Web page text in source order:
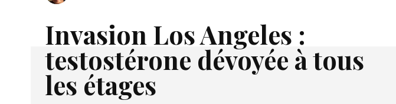
Invasion Los Angeles :
testostérone dévoyée à tous
les étages